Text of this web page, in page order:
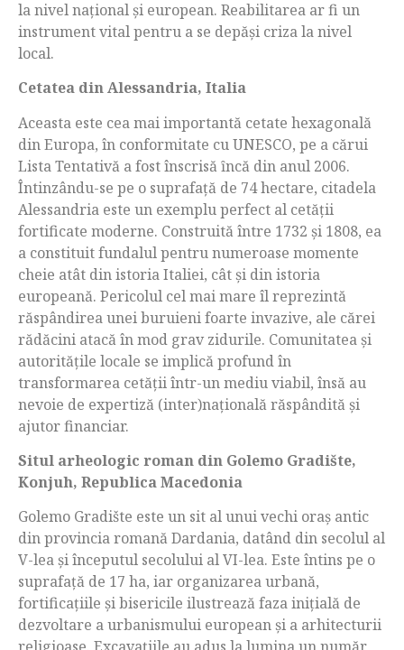
la nivel național și european. Reabilitarea ar fi un
instrument vital pentru a se depăși criza la nivel
local.
Cetatea din Alessandria, Italia
Aceasta este cea mai importantă cetate hexagonală
din Europa, în conformitate cu UNESCO, pe a cărui
Lista Tentativă a fost înscrisă ȋncă din anul 2006.
Întinzându-se pe o suprafață de 74 hectare, citadela
Alessandria este un exemplu perfect al cetății
fortificate moderne. Construită între 1732 și 1808, ea
a constituit fundalul pentru numeroase momente
cheie atât din istoria Italiei, cât și din istoria
europeană. Pericolul cel mai mare îl reprezintă
răspândirea unei buruieni foarte invazive, ale cărei
rădăcini atacă în mod grav zidurile. Comunitatea și
autoritățile locale se implică profund în
transformarea cetății într-un mediu viabil, însă au
nevoie de expertiză (inter)națională răspândită și
ajutor financiar.
Situl arheologic roman din Golemo Gradište,
Konjuh, Republica Macedonia
Golemo Gradište este un sit al unui vechi oraș antic
din provincia romană Dardania, datând din secolul al
V-lea și începutul secolului al VI-lea. Este întins pe o
suprafață de 17 ha, iar organizarea urbană,
fortificațiile și bisericile ilustrează faza inițială de
dezvoltare a urbanismului european și a arhitecturii